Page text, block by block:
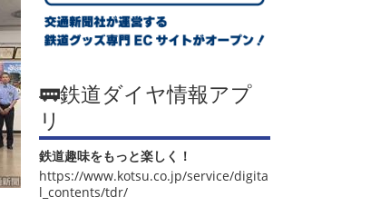
🚃鉄道ダイヤ情報アプ
リ
鉄道趣味をもっと楽しく！
https://www.kotsu.co.jp/service/digita
l_contents/tdr/